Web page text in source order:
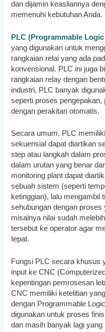
dan dijamin keasliannya
memenuhi kebutuhan Anda.
PLC (Programmable
yang digunakan untuk
rangkaian relai yang ada
konvensional. PLC ini juga
rangkaian relay dengan
industri, PLC banyak
seperti proses pengepakan,
dengan perakitan otomatis.
Secara umum, PLC
sekuensial dapat diartikan
step atau langkah dalam
dalam urutan yang benar
monitoring plant dapat
sebuah sistem (seperti
ketinggian), lalu mengambil
sehubungan dengan proses
misalnya nilai sudah
tersebut ke operator agar
tepat.
Fungsi PLC secara khusus
input ke CNC
kepentingan pemrosesan
CNC memiliki ketelitian
dengan Programmable
digunakan untuk proses
dan masih banyak lagi yang